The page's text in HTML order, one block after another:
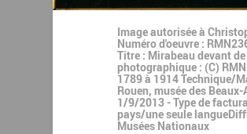
Image autorisée à
Numéro d'oeuvre :
Titre : Mirabeau devant
photographique : (C)
1789 à 1914 Technique/
Rouen, musée des
1/9/2013 - Type de
pays/une seule
Musées Nationaux